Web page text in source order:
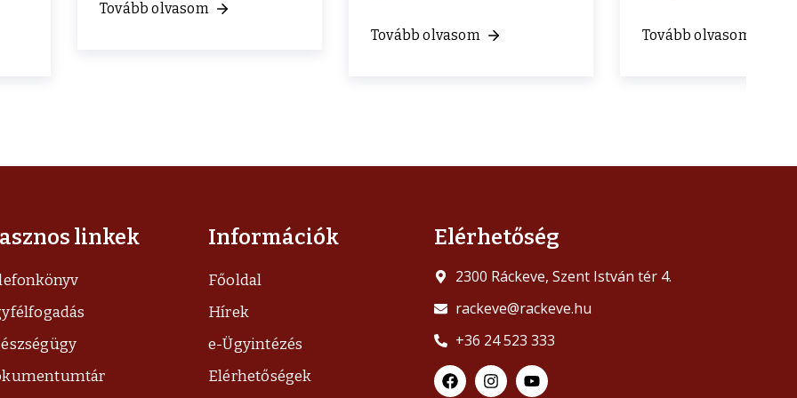
Tovább olvasom
Tovább olvasom Tovább olvasom
linkek Információk
Főoldal
Hírek
e-Ügyintézés
Elérhetőségek
Elérhetőség
2300 Ráckeve, Szent István tér 4.
rackeve@rackeve.hu
+36 24 523 333